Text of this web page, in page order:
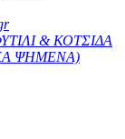
& ΚΟΤΣΙΔΑ
ΨΗΜΕΝΑ)